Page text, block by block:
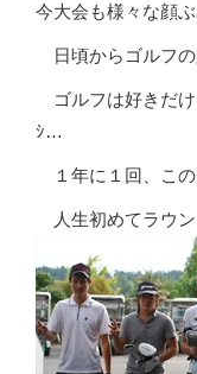
今大会も様々な顔
日頃からゴルフ
ゴルフは好きだ
ｼ…
１年に１回、この
人生初めてラウ